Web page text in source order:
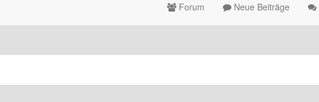
Forum Neue Beiträge